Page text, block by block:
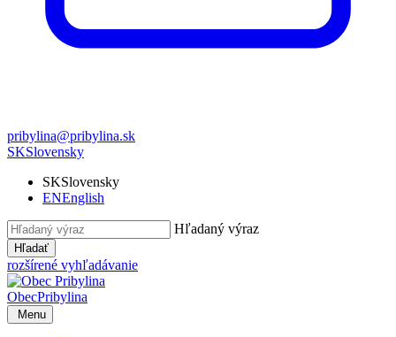
pribylina@pribylina.sk
SKSlovensky
SKSlovensky
ENEnglish
Hľadaný výraz
Hľadať
rozšírené vyhľadávanie
ObecPribylina
Menu